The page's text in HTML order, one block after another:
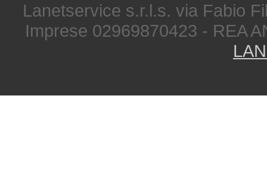
Lanetservice s.r.l.s. via Fabio
Imprese 02969870423 - REA